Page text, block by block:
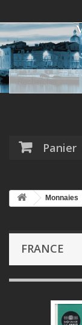
Panier
Monnaies
FRANCE